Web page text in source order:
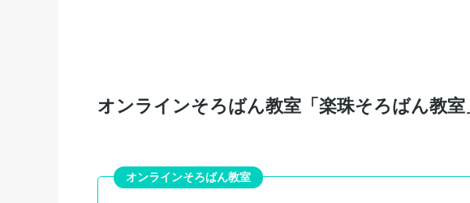
オンラインそろばん教室「楽珠そろばん教室
オンラインそろばん教室